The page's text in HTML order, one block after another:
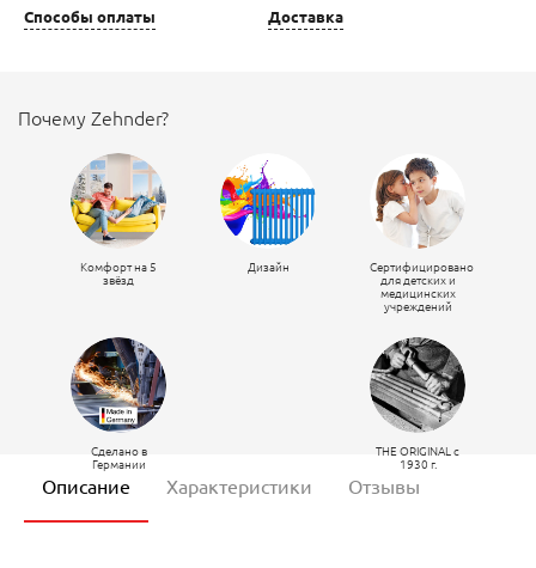
Способы оплаты Доставка
Почему Zehnder?
Комфорт на 5
звёзд
Дизайн
Сертифицировано
для детских и
медицинских
учреждений
Сделано в
Германии
THE ORIGINAL c
1930 г.
Описание Характеристики Отзывы